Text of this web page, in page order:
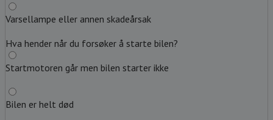
Varsellampe eller annen skadeårsak
Hva hender når du forsøker å starte bilen?
Startmotoren går men bilen starter ikke
Bilen er helt død